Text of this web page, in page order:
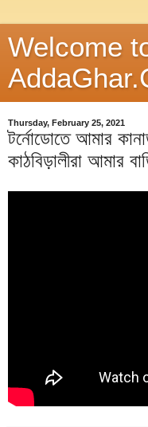
Welcome
Thursday, February 25, 2021
টর্নোডোতে আমার
কাঠবিড়ালীরা আমার